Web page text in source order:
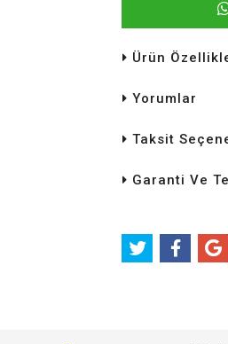
Ürün
Yorumlar
Taksit
Garanti Ve